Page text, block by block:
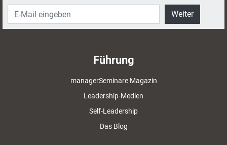
Weiter
Führung
managerSeminare Magazin
Leadership-Medien
Self-Leadership
Das Blog